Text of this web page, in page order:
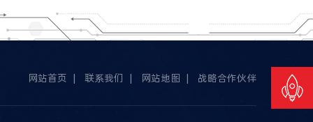
网站首页 | 联系我们 | 网站地图 | 战略合作伙伴